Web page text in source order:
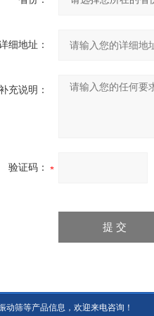
细地址：
充说明：
验证码：
动筛等产品信息，欢迎来电咨询！